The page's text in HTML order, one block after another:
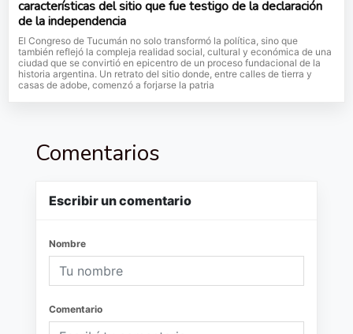
características del sitio que fue testigo de la declaración
de la independencia
El Congreso de Tucumán no solo transformó la política, sino que
también reflejó la compleja realidad social, cultural y económica de una
ciudad que se convirtió en epicentro de un proceso fundacional de la
historia argentina. Un retrato del sitio donde, entre calles de tierra y
casas de adobe, comenzó a forjarse la patria
Comentarios
Escribir un comentario
Nombre
Comentario